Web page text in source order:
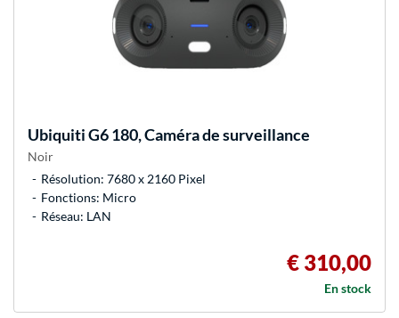
UbiquitiG6 180, Caméra de surveillance
Noir
Résolution: 7680 x 2160 Pixel
Fonctions: Micro
Réseau: LAN
€ 310,00
En stock